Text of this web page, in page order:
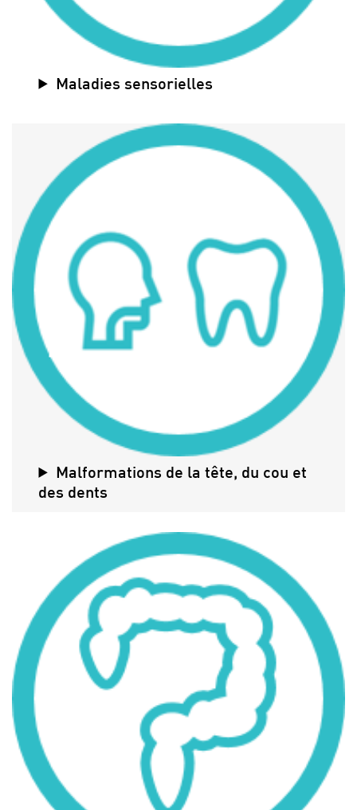
Maladies sensorielles
Malformations de la tête, du cou et
des dents